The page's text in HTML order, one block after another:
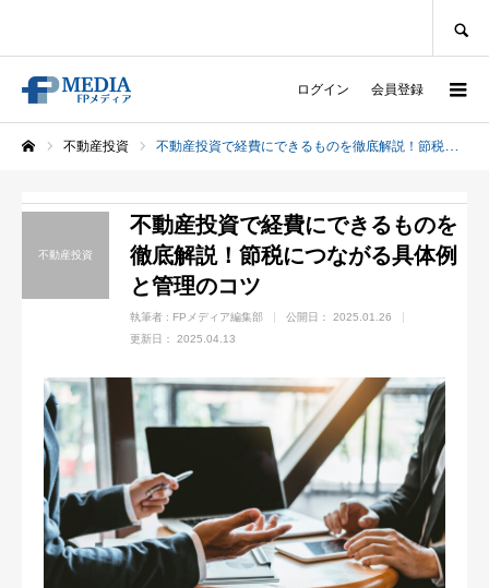
ログイン 会員登録
不動産投資 不動産投資で経費にできるものを徹底解説！節税につながる具体例と管理のコツ
不動産投資
不動産投資で経費にできるものを
徹底解説！節税につながる具体例
と管理のコツ
執筆者 : FPメディア編集部 公開日：
2025.01.26
更新日：
2025.04.13